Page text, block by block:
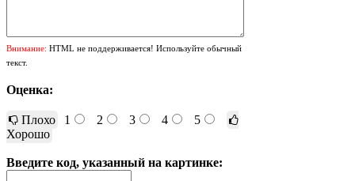
Внимание: HTML не поддерживается! Используйте обычный
текст.
Оценка:
Плохо 1 2 3 4
5
Хорошо
Введите код, указанный на картинке: